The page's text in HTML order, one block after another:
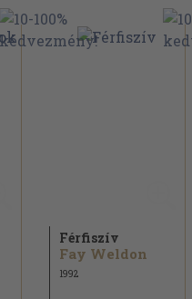
Férfiszív
Fay Weldon
1992